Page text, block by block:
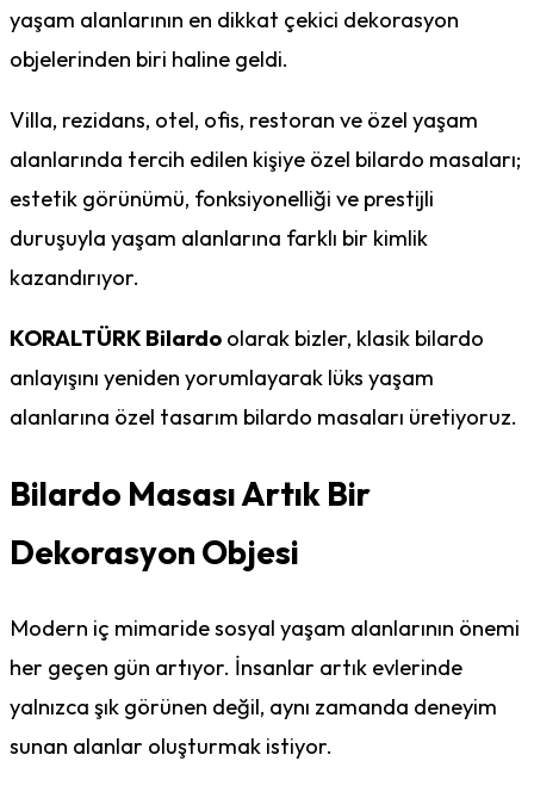
yaşam alanlarının en dikkat çekici dekorasyon
objelerinden biri haline geldi.
Villa, rezidans, otel, ofis, restoran ve özel yaşam
alanlarında tercih edilen kişiye özel bilardo masaları;
estetik görünümü, fonksiyonelliği ve prestijli
duruşuyla yaşam alanlarına farklı bir kimlik
kazandırıyor.
KORALTÜRK Bilardo olarak bizler, klasik bilardo
anlayışını yeniden yorumlayarak lüks yaşam
alanlarına özel tasarım bilardo masaları üretiyoruz.
Bilardo Masası Artık Bir
Dekorasyon Objesi
Modern iç mimaride sosyal yaşam alanlarının önemi
her geçen gün artıyor. İnsanlar artık evlerinde
yalnızca şık görünen değil, aynı zamanda deneyim
sunan alanlar oluşturmak istiyor.